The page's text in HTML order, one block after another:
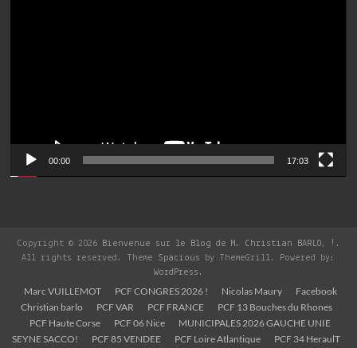
00:00 17:03
Copyright © 2026 Bienvenue sur le Blog de M. Christian BARLO, ! .
All rights reserved. Theme Spacious
by ThemeGrill. Powered by:
WordPress .
Marc VUILLEMOT PCF CONGRES 2026 ! Nicolas Maury
Facebook
Christian barlo
PCF VAR PCF FRANCE
PCF 13 Bouches du Rhones
PCF Haute Corse
PCF 06 Nice
MUNICIPALES 2026 GAUCHE UNIE
SEYNE SACCO!
PCF 85 VENDEE PCF Loire Atlantique
PCF 34 HeraulT